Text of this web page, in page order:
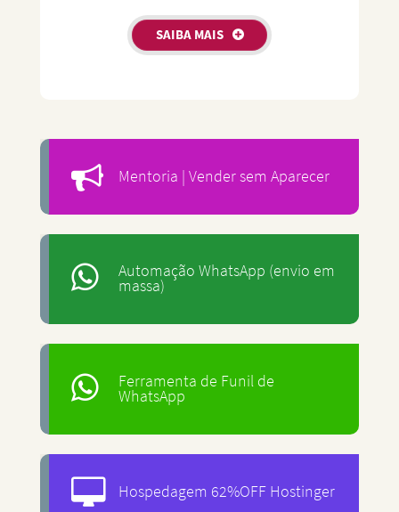
SAIBA MAIS
Mentoria | Vender sem Aparecer
Automação WhatsApp (envio em
massa)
Ferramenta de Funil de
WhatsApp
Hospedagem 62%OFF Hostinger